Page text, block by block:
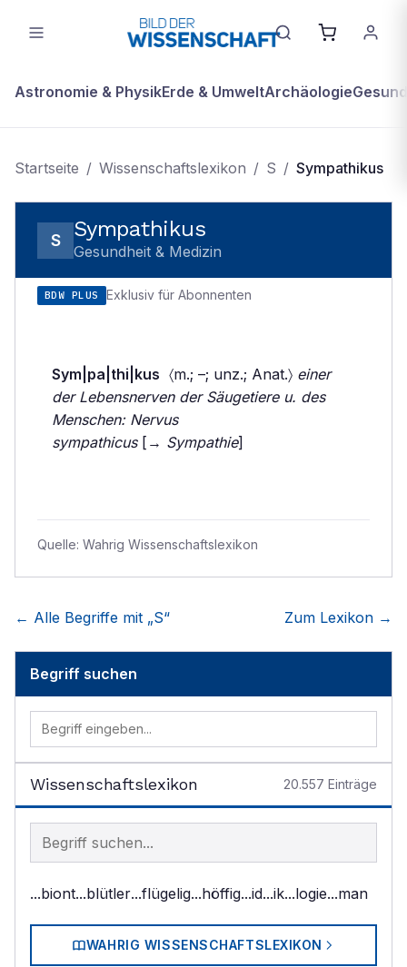
Astronomie & PhysikErde & UmweltArchäologie
Startseite / Wissenschaftslexikon / S / Sympathikus
S Sympathikus
Gesundheit & Medizin
BDW PLUS Exklusiv für Abonnenten
Sym|pa|thi|kus 〈m.; –; unz.; Anat.〉 einer
der Lebensnerven der Säugetiere u. des
Menschen: Nervus
sympathicus[→ Sympathie]
Quelle: Wahrig Wissenschaftslexikon
← Alle Begriffe mit „S“ Zum Lexikon →
Begriff suchen
Wissenschaftslexikon 20.557 Einträge
Begriff im Lexikon suchen
...biont...blütler...flügelig...höffig...id...ik...logie...man
WAHRIG WISSENSCHAFTSLEXIKON